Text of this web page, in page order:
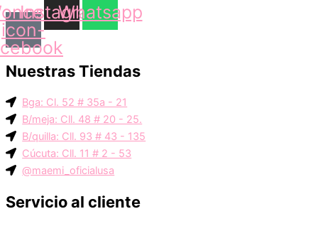
icon-
Instagram
Whatsapp
Nuestras Tiendas
Bga: Cl. 52 # 35a - 21
B/meja: Cll. 48 # 20 - 25.
B/quilla: Cll. 93 # 43 - 135
Cúcuta: Cll. 11 # 2 - 53
@maemi_oficialusa
Servicio al cliente